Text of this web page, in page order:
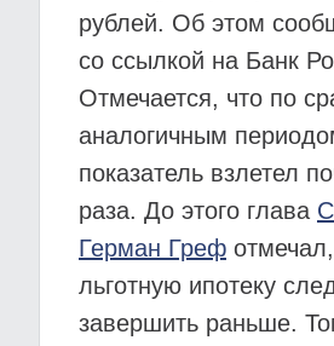
рублей. Об этом
со ссылкой на Банк
Отмечается, что по
аналогичным
показатель взлетел
раза. До этого глава
Герман Греф
льготную ипотеку
завершить раньше.